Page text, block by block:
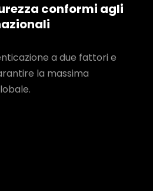
conformi agli
a due fattori e
la massima